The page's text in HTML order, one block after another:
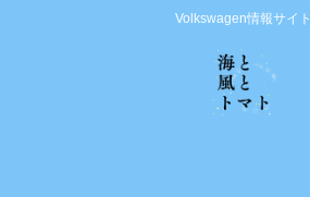
Volkswagen情報サイト